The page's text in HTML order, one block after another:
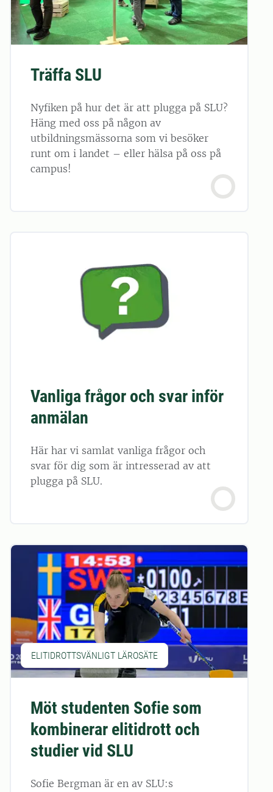
Träffa SLU
Nyfiken på hur det är att plugga på SLU?
Häng med oss på någon av
utbildningsmässorna som vi besöker
runt om i landet – eller hälsa på oss på
campus!
Vanliga frågor och svar inför
anmälan
Här har vi samlat vanliga frågor och
svar för dig som är intresserad av att
plugga på SLU.
ELITIDROTTSVÄNLIGT LÄROSÄTE
Möt studenten Sofie som
kombinerar elitidrott och
studier vid SLU
Sofie Bergman är en av SLU:s